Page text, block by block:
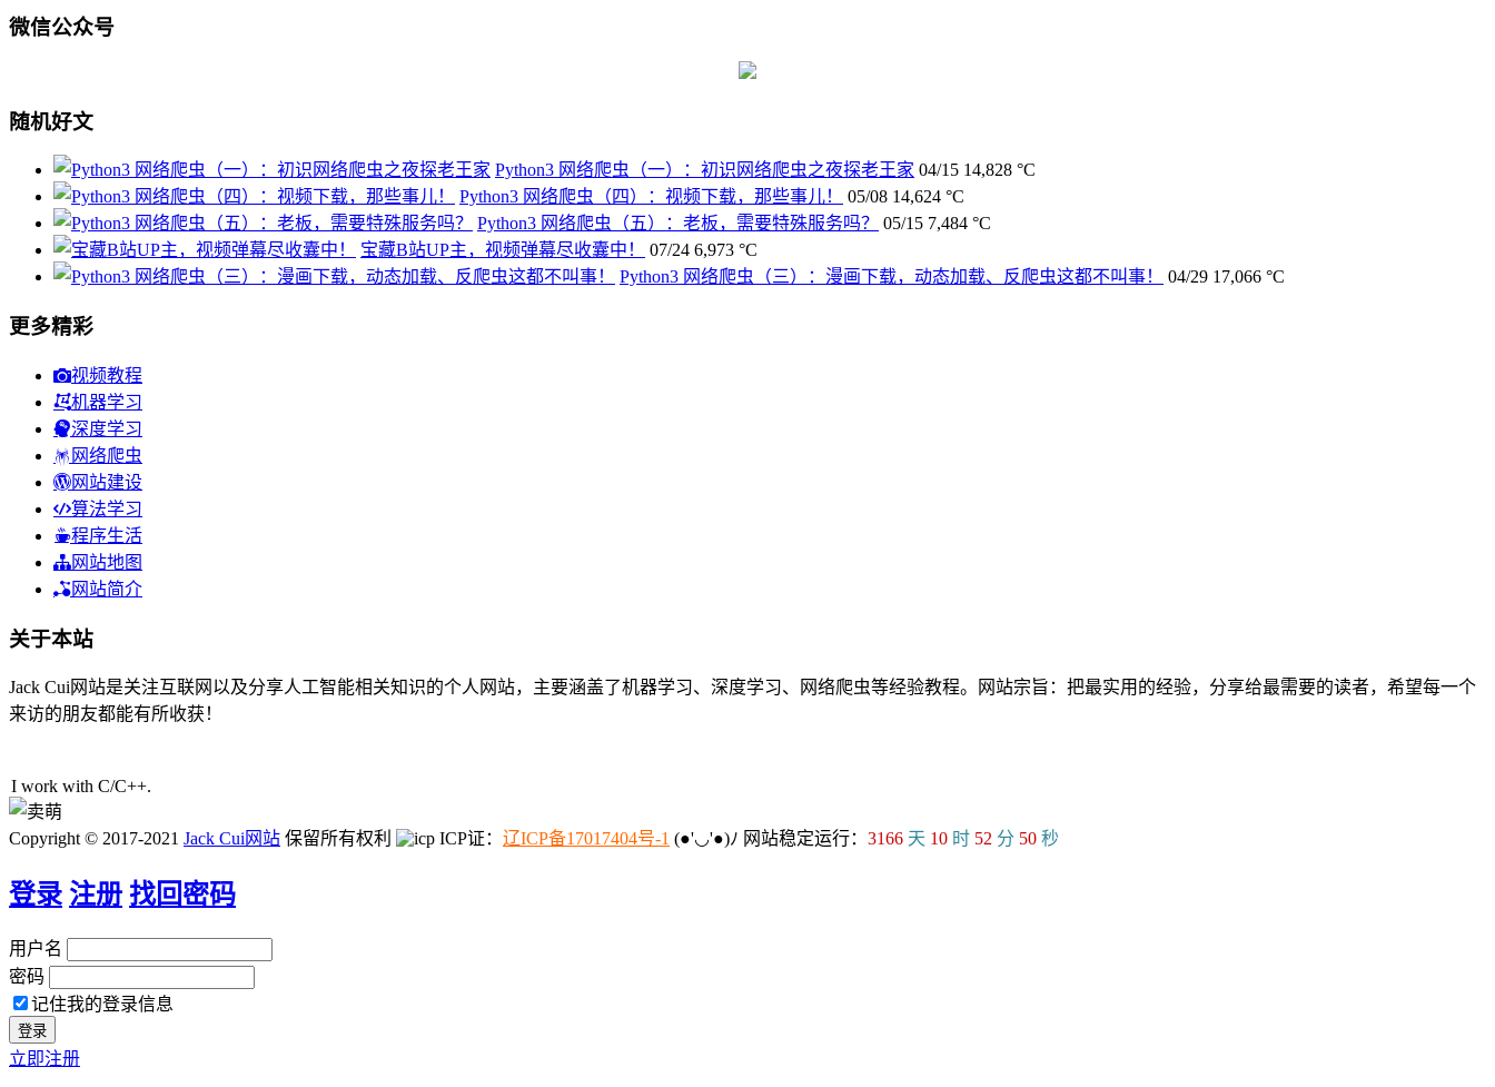
微信公众号
随机好文
Python3 网络爬虫（一）：初识网络爬虫之夜探老王家 04/15 14,828 °C
Python3 网络爬虫（四）：视频下载，那些事儿！
05/08 14,624 °C
Python3 网络爬虫（五）：老板，需要特殊服务吗？
05/15 7,484 °C
宝藏B站UP主，视频弹幕尽收囊中！
07/24 6,973 °C
Python3 网络爬虫（三）：漫画下载，动态加载、反爬虫这都不叫事！
04/29 17,066 °C
更多精彩
视频教程
机器学习
深度学习
网络爬虫
网站建设
算法学习
程序生活
网站地图
网站简介
关于本站
Jack Cui网站是关注互联网以及分享人工智能相关知识的个人网站，主要涵盖了机器学习、深度学习、网络爬虫等经验教程。网站宗旨：把最实用的经验，分享给最需要的读者，希望每一个
来访的朋友都能有所收获！
I work with C/CJ>D
Copyright © 2017-2021 Jack Cui网站 保留所有权利 ICP证： 辽ICP备17017404号-1 (●'◡'●)ﾉ 网站稳定运行： 3166 天 10 时 52 分 51 秒
登录 注册 找回密码
用户名
密码
记住我的登录信息
立即注册